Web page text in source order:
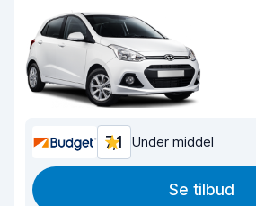
7,1 Under middel
Se tilbud